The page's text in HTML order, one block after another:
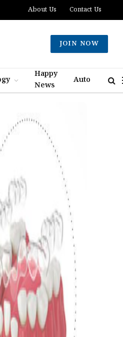
About Us Contact Us
JOIN NOW
Happy
News
Auto